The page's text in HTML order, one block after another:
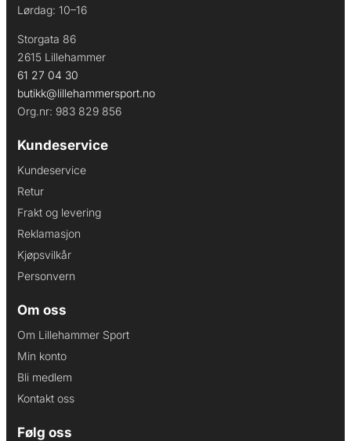
Lørdag: 10–16
Storgata 86
2615 Lillehammer
61 27 04 30
butikk@lillehammersport.no
Org.nr: 983 829 856
Kundeservice
Kundeservice
Retur
Frakt og levering
Reklamasjon
Kjøpsvilkår
Personvern
Om oss
Om Lillehammer Sport
Min konto
Bli medlem
Kontakt oss
Følg oss